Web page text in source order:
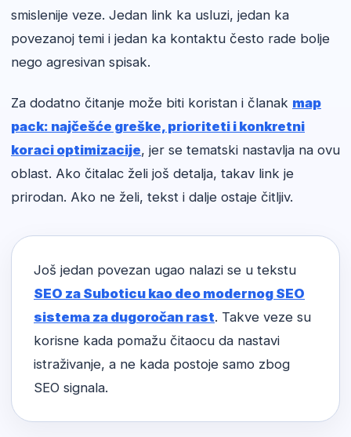
smislenije veze. Jedan link ka usluzi, jedan ka
povezanoj temi i jedan ka kontaktu često rade bolje
nego agresivan spisak.
Za dodatno čitanje može biti koristan i članak map
pack: najčešće greške, prioriteti i konkretni
koraci optimizacije, jer se tematski nastavlja na ovu
oblast. Ako čitalac želi još detalja, takav link je
prirodan. Ako ne želi, tekst i dalje ostaje čitljiv.
Još jedan povezan ugao nalazi se u tekstu
SEO za Suboticu kao deo modernog SEO
sistema za dugoročan rast. Takve veze su
korisne kada pomažu čitaocu da nastavi
istraživanje, a ne kada postoje samo zbog
SEO signala.